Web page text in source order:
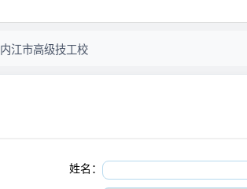
内江市高级技工校
姓名：